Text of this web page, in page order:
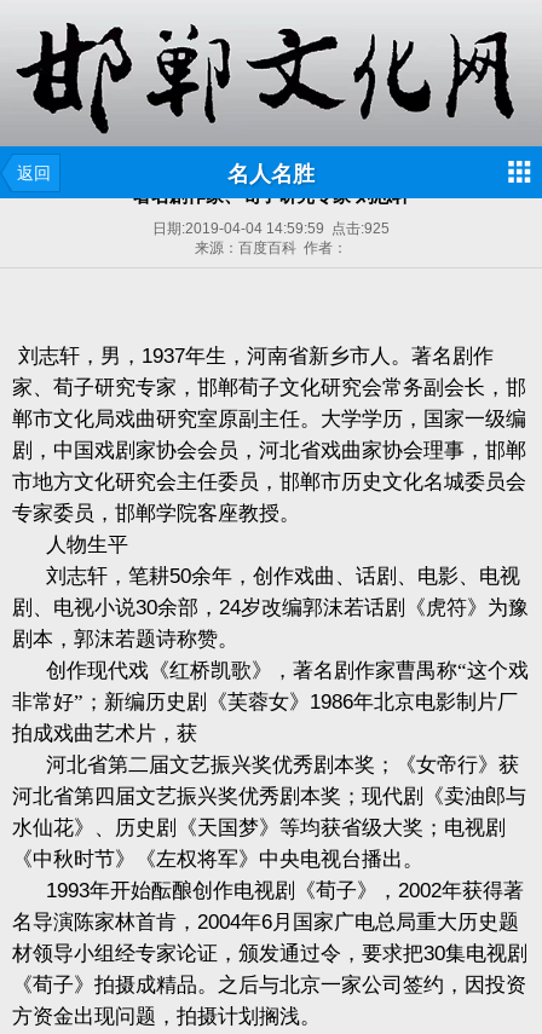
返回 名人名胜
著名剧作家、荀子研究专家 刘志轩
日期:2019-04-04 14:59:59 点击:925
来源：百度百科 作者：
刘志轩，男， 1937年生，河南省新乡市人。著名剧作
家、荀子研究专家，邯郸荀子文化研究会常务副会长，邯
郸市文化局戏曲研究室原副主任。大学学历，国家一级编
剧，中国戏剧家协会会员，河北省戏曲家协会理事，邯郸
市地方文化研究会主任委员，邯郸市历史文化名城委员会
专家委员，邯郸学院客座教授。
人物生平
刘志轩，笔耕50余年，创作戏曲、话剧、电影、电视
剧、电视小说30余部， 24岁改编郭沫若话剧《虎符》为豫
剧本，郭沫若题诗称赞。
创作现代戏《红桥凯歌》，著名剧作家曹禺称“这个戏
非常好”；新编历史剧《芙蓉女》 1986年北京电影制片厂
拍成戏曲艺术片，获
河北省第二届文艺振兴奖优秀剧本奖；《女帝行》获
河北省第四届文艺振兴奖优秀剧本奖；现代剧《卖油郎与
水仙花》、历史剧《天国梦》等均获省级大奖；电视剧
《中秋时节》《左权将军》中央电视台播出。
1993年开始酝酿创作电视剧《荀子》， 2002年获得著
名导演陈家林首肯， 2004年6月国家广电总局重大历史题
材领导小组经专家论证，颁发通过令，要求把30集电视剧
《荀子》拍摄成精品。之后与北京一家公司签约，因投资
方资金出现问题，拍摄计划搁浅。